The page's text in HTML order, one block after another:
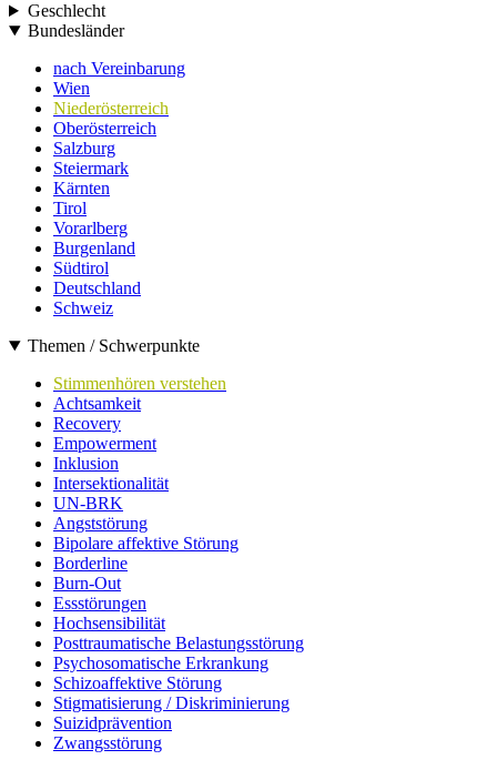
Geschlecht
Bundesländer
nach Vereinbarung
Wien
Niederösterreich
Oberösterreich
Salzburg
Steiermark
Kärnten
Tirol
Vorarlberg
Burgenland
Südtirol
Deutschland
Schweiz
Themen / Schwerpunkte
Stimmenhören verstehen
Achtsamkeit
Recovery
Empowerment
Inklusion
Intersektionalität
UN-BRK
Angststörung
Bipolare affektive Störung
Borderline
Burn-Out
Essstörungen
Hochsensibilität
Posttraumatische Belastungsstörung
Psychosomatische Erkrankung
Schizoaffektive Störung
Stigmatisierung / Diskriminierung
Suizidprävention
Zwangsstörung